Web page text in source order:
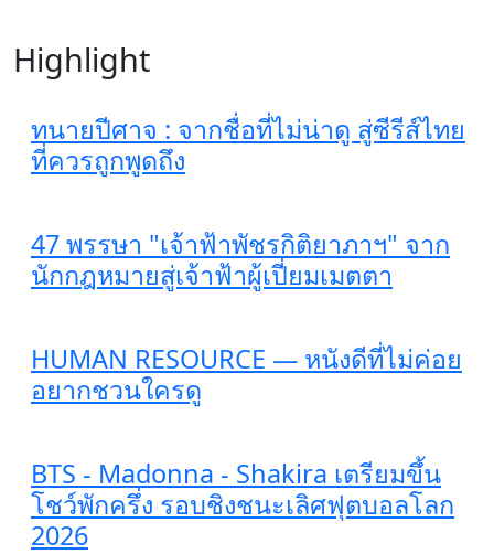
Highlight
ทนายปีศาจ : จากชื่อที่ไม่น่าดู สู่ซีรีส์ไทย
ที่ควรถูกพูดถึง
47 พรรษา "เจ้าฟ้าพัชรกิติยาภาฯ" จาก
นักกฎหมายสู่เจ้าฟ้าผู้เปี่ยมเมตตา
HUMAN RESOURCE — หนังดีที่ไม่ค่อย
อยากชวนใครดู
BTS - Madonna - Shakira เตรียมขึ้น
โชว์พักครึ่ง รอบชิงชนะเลิศฟุตบอลโลก
2026